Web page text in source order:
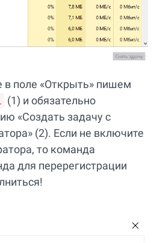
в поле «Открыть» пишем
(1) и обязательно
«Создать задачу с
(2). Если не включите
то команда
для перерегистрации